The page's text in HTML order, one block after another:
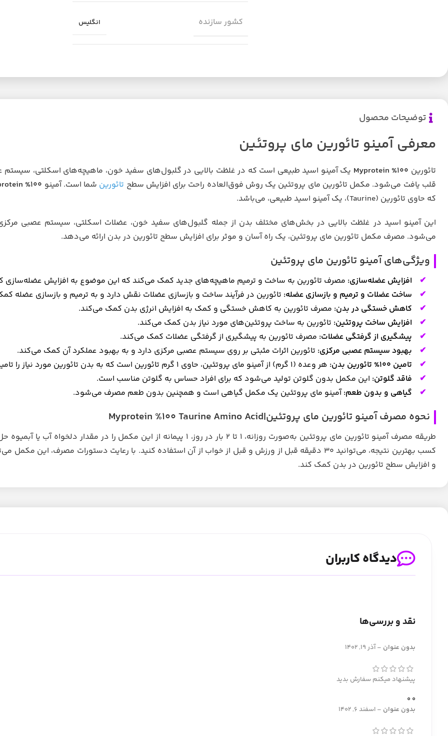
کشور سازنده انگلیس
توضیحات محصول
معرفی آمینو تائورین مای پروتئین
تائورین Myprotein %100 یک آمینو اسید طبیعی است که در غلظت بالایی در گلبول‌های سفید خون، ماهیچه‌های اسکلتی،
قلب یافت می‌شود. مکمل تائورین مای پروتئین یک روش فوق‌العاده راحت برای افزایش سطح تائورین شما است. آمینو %100
که حاوی تائورین (Taurine)، یک آمینو اسید طبیعی، می‌باشد.
این آمینو اسید در غلظت بالایی در بخش‌های مختلف بدن از جمله گلبول‌های سفید خون، عضلات اسکلتی، سیستم عصبی
می‌شود. مصرف مکمل تائورین مای پروتئین، یک راه آسان و موثر برای افزایش سطح تائورین در بدن ارائه می‌دهد.
ویژگی‌های آمینو تائورین مای پروتئین
افزایش عضله‌سازی: مصرف تائورین به ساخت و ترمیم ماهیچه‌های جدید کمک می‌کند که این موضوع به افزایش
ساخت عضلات و ترمیم و بازسازی عضله: تائورین در فرآیند ساخت و بازسازی عضلات نقش دارد و به ترمیم و بازسازی عضله
کاهش خستگی در بدن: مصرف تائورین به کاهش خستگی و کمک به افزایش انرژی بدن کمک می‌کند.
افزایش ساخت پروتئین: تائورین به ساخت پروتئین‌های مورد نیاز بدن کمک می‌کند.
پیشگیری از گرفتگی عضلات: مصرف تائورین به پیشگیری از گرفتگی عضلات کمک می‌کند.
بهبود سیستم عصبی مرکزی: تائورین اثرات مثبتی بر روی سیستم عصبی مرکزی دارد و به بهبود عملکرد آن کمک می‌کند.
تامین 100% تائورین بدن:
هر وعده (1 گرم) از آمینو مای پروتئین، حاوی 1 گرم تائورین است که به بدن تائورین مورد نیاز را تامین می‌کند.
فاقد گلوتن: این مکمل بدون گلوتن تولید می‌شود که برای افراد حساس به گلوتن مناسب است.
گیاهی و بدون طعم:آمینو مای پروتئین یک مکمل گیاهی است و همچنین بدون طعم مصرف می‌شود.
نحوه مصرف آمینو تائورین مای پروتئین|Myprotein %100 Taurine Amino Acid
طریقه‌ مصرف آمینو تائورین مای پروتئین به‌صورت روزانه، 1 تا 2 بار در روز، 1 پیمانه از این مکمل را در
کسب بهترین نتیجه، می‌توانید 30 دقیقه قبل از ورزش و قبل از خواب از آن استفاده کنید. با رعایت دستورات مصرف، این
و افزایش سطح تائورین در بدن کمک کند.
دیدگاه کاربران
نقد و بررسی‌ها
بدون عنوان – آذر 19, 1402
پیشنهاد میکنم سفارش بدید
0
0
بدون عنوان – اسفند 6, 1402